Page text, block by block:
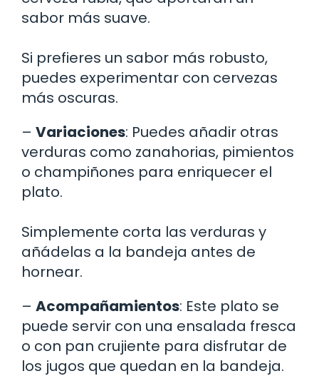
sabor más suave.
Si prefieres un sabor más robusto,
puedes experimentar con cervezas
más oscuras.
– Variaciones: Puedes añadir otras
verduras como zanahorias, pimientos
o champiñones para enriquecer el
plato.
Simplemente corta las verduras y
añádelas a la bandeja antes de
hornear.
– Acompañamientos: Este plato se
puede servir con una ensalada fresca
o con pan crujiente para disfrutar de
los jugos que quedan en la bandeja.